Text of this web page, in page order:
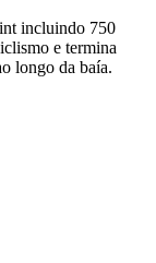
incluindo 750
e termina
longo da baía.